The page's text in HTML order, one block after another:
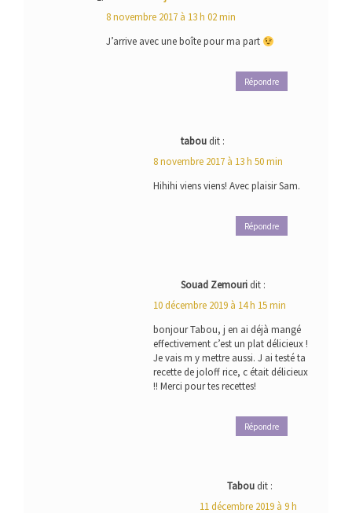
8 novembre 2017 à 13 h 02 min
J’arrive avec une boîte pour ma part
Répondre
tabou dit :
8 novembre 2017 à 13 h 50 min
Hihihi viens viens! Avec plaisir Sam.
Répondre
Souad Zemouri dit :
10 décembre 2019 à 14 h 15 min
bonjour Tabou, j en ai déjà mangé
effectivement c’est un plat délicieux !
Je vais m y mettre aussi. J ai testé ta
recette de joloff rice, c était délicieux
!! Merci pour tes recettes!
Répondre
Tabou dit :
11 décembre 2019 à 9 h